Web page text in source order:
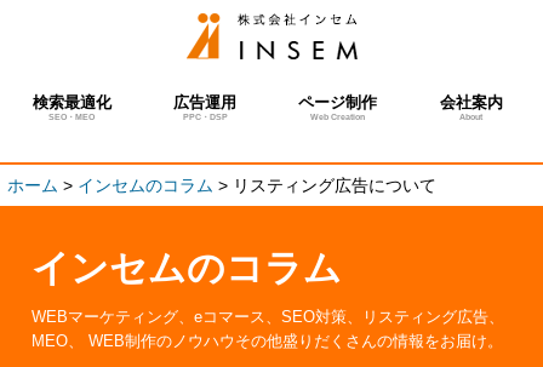
検索最適化
SEO・MEO
広告運用
PPC・DSP
ページ制作
Web Creation
会社案内
About
ホーム > インセムのコラム > リスティング広告について
インセムのコラム
WEBマーケティング、eコマース、SEO対策、リスティング広告、
MEO、 WEB制作のノウハウその他盛りだくさんの情報をお届け。